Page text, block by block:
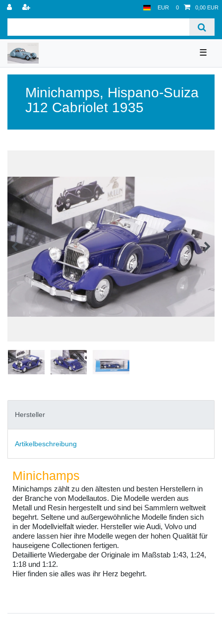
EUR 0 0,00 EUR
☰
Minichamps, Hispano-Suiza
J12 Cabriolet 1935
Hersteller
Artikelbeschreibung
Minichamps
Minichamps zählt zu den ältesten und besten Herstellern in
der Branche von Modellautos. Die Modelle werden aus
Metall und Resin hergestellt und sind bei Sammlern weltweit
begehrt. Seltene und außergewöhnliche Modelle finden sich
in der Modellvielfalt wieder. Hersteller wie Audi, Volvo und
andere lassen hier ihre Modelle wegen der hohen Qualität für
hauseigene Collectionen fertigen.
Detaillierte Wiedergabe der Originale im Maßstab 1:43, 1:24,
1:18 und 1:12.
Hier finden sie alles was ihr Herz begehrt.